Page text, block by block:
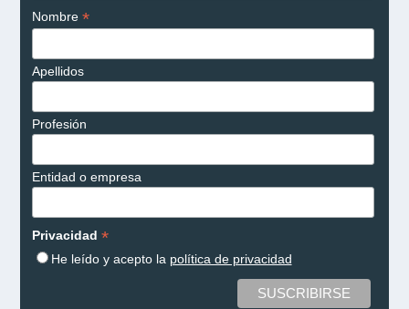
Nombre *
Apellidos
Profesión
Entidad o empresa
Privacidad *
He leído y acepto la política de privacidad